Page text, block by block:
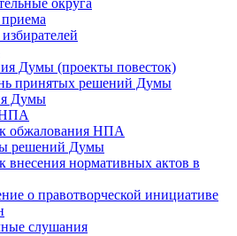
округа
Думы (проекты повесток)
принятых решений Думы
Думы
НПА
обжалования НПА
решений Думы
внесения нормативных актов в
о правотворческой инициативе
слушания